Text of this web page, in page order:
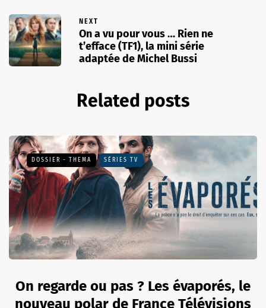
NEXT
On a vu pour vous … Rien ne
t’efface (TF1), la mini série
adaptée de Michel Bussi
Related posts
DOSSIER - THEMA SÉRIES TV
On regarde ou pas ? Les évaporés, le
nouveau polar de France Télévisions